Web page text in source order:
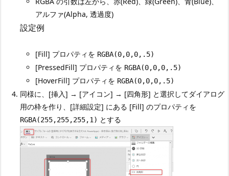
アルファ(Alpha, 透過度)
設定例
[Fill] プロパティを RGBA(0,0,0,.5)
[PressedFill] プロパティを RGBA(0,0,0,.5)
[HoverFill] プロパティを RGBA(0,0,0,.5)
同様に、[挿入] → [アイコン] → [四角形] と選択してダイアログ
用の枠を作り、[詳細設定] にある [Fill] のプロパティを
RGBA(255,255,255,1) とする